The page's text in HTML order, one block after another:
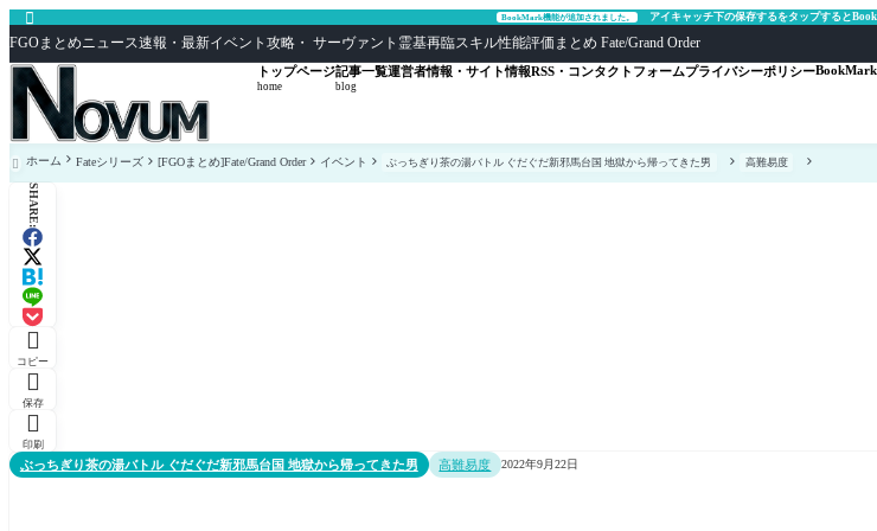
 BookMark機能が追加されました。 アイキャッチ下の保存するをタップすると
FGOまとめニュース速報・最新イベント攻略・ サーヴァント霊基再臨スキル性能評価まとめ Fate/Grand Order
トップページ
home
記事一覧
blog
運営者情報・サイト情報RSS・コンタクトフォームプライバシーポリシーBookMark
 ホーム Fateシリーズ [FGOまとめ]Fate/Grand Order イベント ぶっちぎり茶の湯バトル ぐだぐだ新邪馬台国 地獄から帰ってきた男 高難易度
SHARE:

コピー

保存

印刷
ぶっちぎり茶の湯バトル ぐだぐだ新邪馬台国 地獄から帰ってきた男 高難易度 2022年9月22日